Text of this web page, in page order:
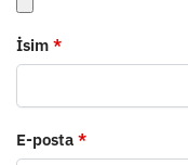
İsim *
E-posta *